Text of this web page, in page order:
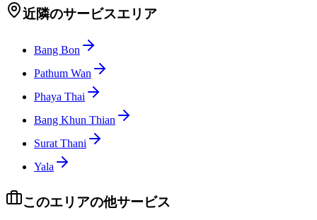
近隣のサービスエリア
Bang Bon
Pathum Wan
Phaya Thai
Bang Khun Thian
Surat Thani
Yala
このエリアの他サービス